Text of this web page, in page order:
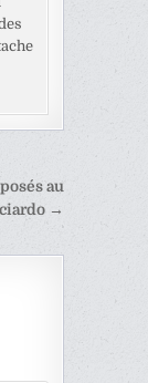
au
→